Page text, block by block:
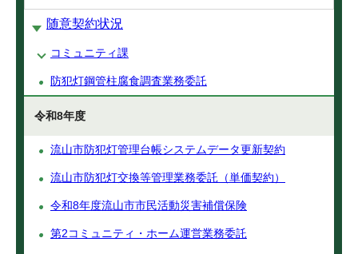
随意契約状況
コミュニティ課
防犯灯鋼管柱腐食調査業務委託
令和8年度
流山市防犯灯管理台帳システムデータ更新契約
流山市防犯灯交換等管理業務委託（単価契約）
令和8年度流山市市民活動災害補償保険
第2コミュニティ・ホーム運営業務委託